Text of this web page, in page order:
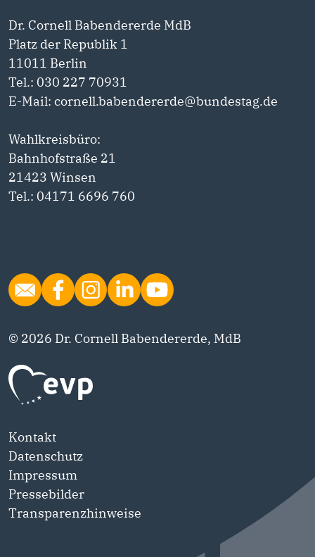
Dr. Cornell Babendererde MdB
Platz der Republik 1
11011 Berlin
Tel.: 030 227 70931
E-Mail: cornell.babendererde@bundestag.de
Wahlkreisbüro:
Bahnhofstraße 21
21423 Winsen
Tel.: 04171 6696 760
© 2026 Dr. Cornell Babendererde, MdB
Kontakt
Datenschutz
Impressum
Pressebilder
Transparenzhinweise